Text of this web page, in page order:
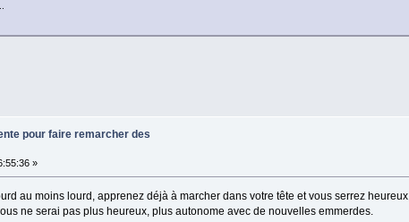
pour faire remarcher des
»
au moins lourd, apprenez déjà à marcher dans votre tête et vous serrez heureux,
ne serai pas plus heureux, plus autonome avec de nouvelles emmerdes.